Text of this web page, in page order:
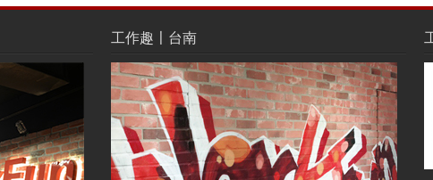
工作趣〡台南